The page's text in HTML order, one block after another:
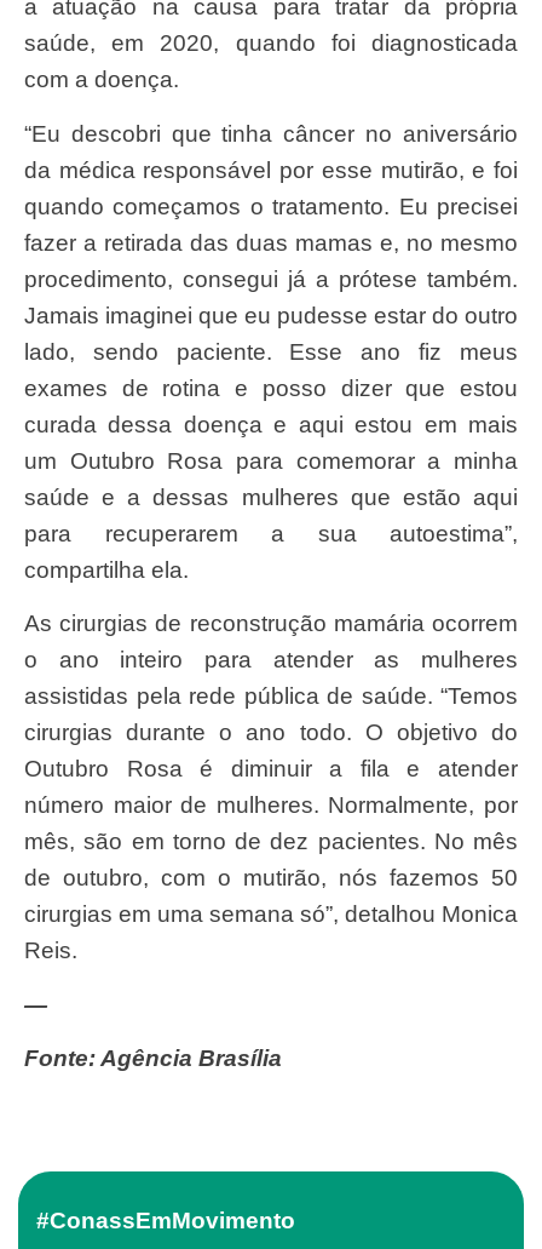
a atuação na causa para tratar da própria
saúde, em 2020, quando foi diagnosticada
com a doença.
“Eu descobri que tinha câncer no aniversário
da médica responsável por esse mutirão, e foi
quando começamos o tratamento. Eu precisei
fazer a retirada das duas mamas e, no mesmo
procedimento, consegui já a prótese também.
Jamais imaginei que eu pudesse estar do outro
lado, sendo paciente. Esse ano fiz meus
exames de rotina e posso dizer que estou
curada dessa doença e aqui estou em mais
um Outubro Rosa para comemorar a minha
saúde e a dessas mulheres que estão aqui
para recuperarem a sua autoestima”,
compartilha ela.
As cirurgias de reconstrução mamária ocorrem
o ano inteiro para atender as mulheres
assistidas pela rede pública de saúde. “Temos
cirurgias durante o ano todo. O objetivo do
Outubro Rosa é diminuir a fila e atender
número maior de mulheres. Normalmente, por
mês, são em torno de dez pacientes. No mês
de outubro, com o mutirão, nós fazemos 50
cirurgias em uma semana só”, detalhou Monica
Reis.
—
Fonte: Agência Brasília
#ConassEmMovimento